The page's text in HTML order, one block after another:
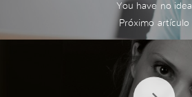
You have no idea